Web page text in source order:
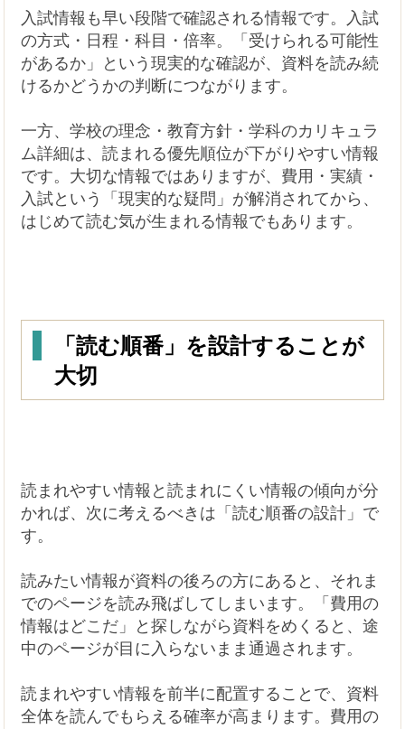
入試情報も早い段階で確認される情報です。入試
の方式・日程・科目・倍率。「受けられる可能性
があるか」という現実的な確認が、資料を読み続
けるかどうかの判断につながります。
一方、学校の理念・教育方針・学科のカリキュラ
ム詳細は、読まれる優先順位が下がりやすい情報
です。大切な情報ではありますが、費用・実績・
入試という「現実的な疑問」が解消されてから、
はじめて読む気が生まれる情報でもあります。
「読む順番」を設計することが
大切
読まれやすい情報と読まれにくい情報の傾向が分
かれば、次に考えるべきは「読む順番の設計」で
す。
読みたい情報が資料の後ろの方にあると、それま
でのページを読み飛ばしてしまいます。「費用の
情報はどこだ」と探しながら資料をめくると、途
中のページが目に入らないまま通過されます。
読まれやすい情報を前半に配置することで、資料
全体を読んでもらえる確率が高まります。費用の